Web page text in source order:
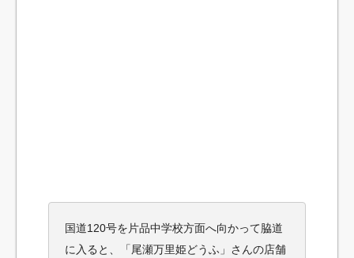
国道120号を片品中学校方面へ向かって脇道
に入ると、「尾瀬万里姫どうふ」さんの店舗